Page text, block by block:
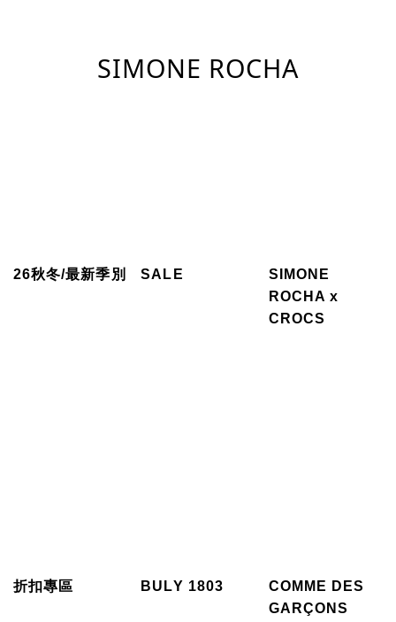
SIMONE ROCHA
26秋冬/最新季別 SALE
SIMONE
ROCHA x
CROCS
折扣專區 BULY 1803
COMME DES
GARÇONS